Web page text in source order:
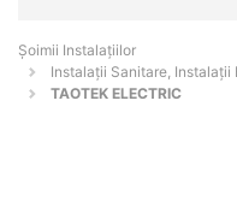
Şoimii Instalaţiilor
Instalații Sanitare,
TAOTEK ELECTRIC